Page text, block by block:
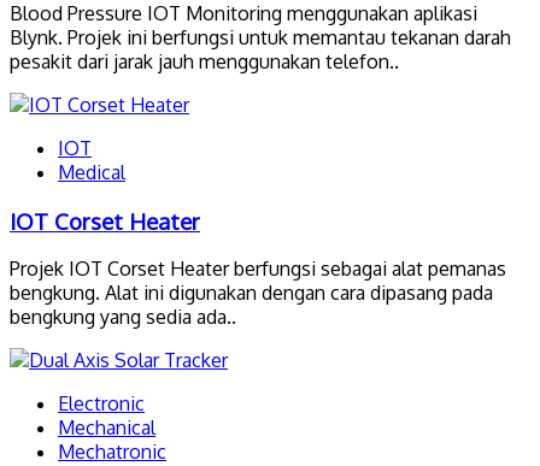
Blood Pressure IOT Monitoring menggunakan aplikasi
Blynk. Projek ini berfungsi untuk memantau tekanan darah
pesakit dari jarak jauh menggunakan telefon..
IOT
Medical
IOT Corset Heater
Projek IOT Corset Heater berfungsi sebagai alat pemanas
bengkung. Alat ini digunakan dengan cara dipasang pada
bengkung yang sedia ada..
Electronic
Mechanical
Mechatronic